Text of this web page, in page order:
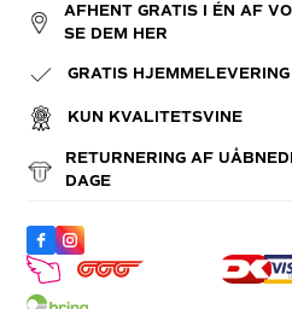
AFHENT GRATIS I ÉN AF
SE DEM HER
GRATIS
KUN KVALITETSVINE
RETURNERING AF
DAGE